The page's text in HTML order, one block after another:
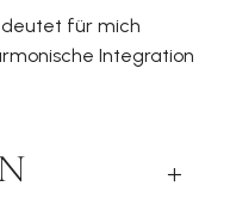
für mich
Integration
+